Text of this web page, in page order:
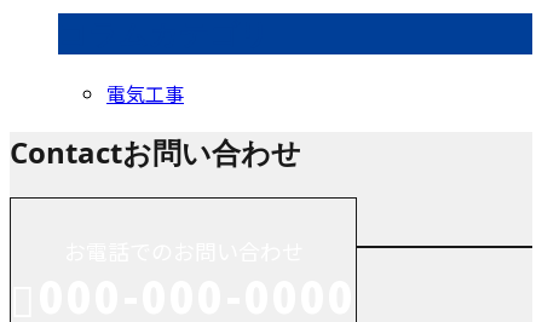
電気工事
Contactお問い合わせ